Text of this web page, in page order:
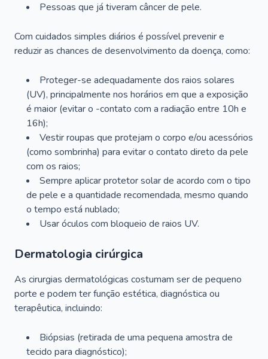
Pessoas que já tiveram câncer de pele.
Com cuidados simples diários é possível prevenir e
reduzir as chances de desenvolvimento da doença, como:
Proteger-se adequadamente dos raios solares
(UV), principalmente nos horários em que a exposição
é maior (evitar o -contato com a radiação entre 10h e
16h);
Vestir roupas que protejam o corpo e/ou acessórios
(como sombrinha) para evitar o contato direto da pele
com os raios;
Sempre aplicar protetor solar de acordo com o tipo
de pele e a quantidade recomendada, mesmo quando
o tempo está nublado;
Usar óculos com bloqueio de raios UV.
Dermatologia cirúrgica
As cirurgias dermatológicas costumam ser de pequeno
porte e podem ter função estética, diagnóstica ou
terapêutica, incluindo:
Biópsias (retirada de uma pequena amostra de
tecido para diagnóstico);